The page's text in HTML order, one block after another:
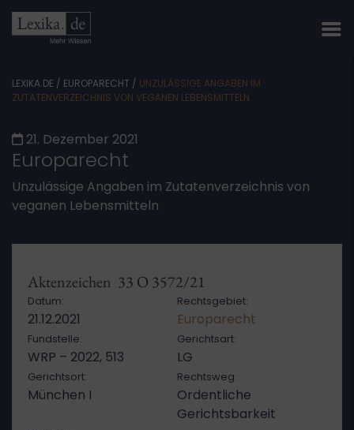
LEXIKA.DE / EUROPARECHT / UNZULÄSSIGE ANGABEN IM
ZUTATENVERZEICHNIS VON VEGANEN LEBENSMITTELN
21. Dezember 2021
Europarecht
Unzulässige Angaben im Zutatenverzeichnis von
veganen Lebensmitteln
Aktenzeichen 33 O 3572/21
Datum:
21.12.2021
Rechtsgebiet:
Europarecht
Fundstelle:
WRP – 2022, 513
Gerichtsart:
LG
Gerichtsort:
München I
Rechtsweg:
Ordentliche
Gerichtsbarkeit